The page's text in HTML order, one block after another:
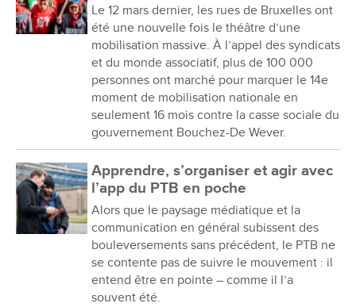
Le 12 mars dernier, les rues de Bruxelles ont
été une nouvelle fois le théâtre d’une
mobilisation massive. À l’appel des syndicats
et du monde associatif, plus de 100 000
personnes ont marché pour marquer le 14e
moment de mobilisation nationale en
seulement 16 mois contre la casse sociale du
gouvernement Bouchez-De Wever.
Apprendre, s’organiser et agir avec
l’app du PTB en poche
Alors que le paysage médiatique et la
communication en général subissent des
bouleversements sans précédent, le PTB ne
se contente pas de suivre le mouvement : il
entend être en pointe – comme il l’a
souvent été.